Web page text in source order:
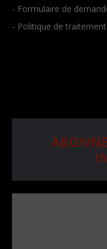
- Formulaire de
- Politique de traitement